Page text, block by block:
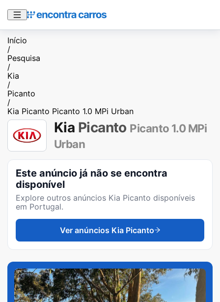
Início
/
Pesquisa
/
Kia
/
Picanto
/
Kia Picanto Picanto 1.0 MPi Urban
Kia Picanto Picanto 1.0 MPi
Urban
Este anúncio já não se encontra
disponível
Explore outros anúncios Kia Picanto disponíveis
em Portugal.
Ver anúncios Kia Picanto